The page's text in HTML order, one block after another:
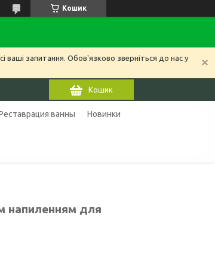
Кошик
ваші запитання. Обов'язково зверніться до нас у
Кошик
ванны Новинки
напиленням для